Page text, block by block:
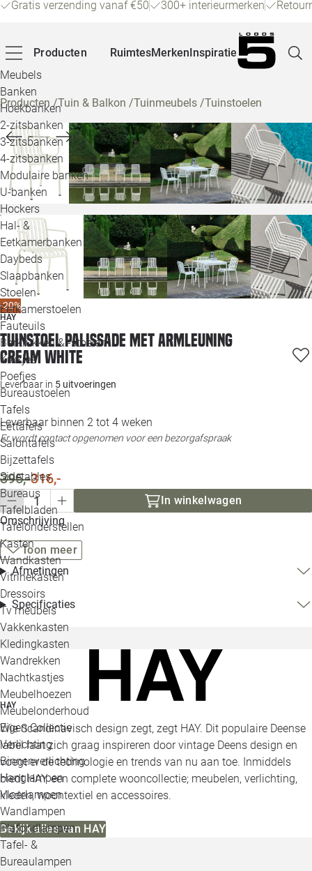
Gratis verzending vanaf €50 300+ interieurmerken
Producten
Meubels
Banken
Hoekbanken
2-zitsbanken
3-zitsbanken
4-zitsbanken
Modulaire banken
U-banken
Hockers
Hal- &
Eetkamerbanken
Daybeds
Slaapbanken
Stoelen
Eetkamerstoelen
Fauteuils
Barkrukken & -stoelen
Krukjes
Poefjes
Bureaustoelen
Tafels
Eettafels
Salontafels
Bijzettafels
Sidetables
Bureaus
Tafelbladen
Tafelonderstellen
Kasten
Wandkasten
Vitrinekasten
Dressoirs
Tv meubels
Vakkenkasten
Kledingkasten
Wandrekken
Nachtkastjes
Meubelhoezen
Meubelonderhoud
Eigen Collectie
Verlichting
Binnenverlichting
Hanglampen
Vloerlampen
Wandlampen
Plafondlampen
Tafel- &
Bureaulampen
RuimtesMerkenInspiratie
Producten/Tuin & Balkon /Tuinmeubels /Tuinstoelen
-20%
HAY
Tuinstoel Palissade met armleuning
cream white
Leverbaar in 5 uitvoeringen
Leverbaar binnen 2 tot 4 weken
Er wordt contact opgenomen voor een bezorgafspraak
395,-316,-
In winkelwagen
Omschrijving
Toon meer
Afmetingen
Specificaties
HAY
Wie Scandinavisch design zegt, zegt HAY. Dit populaire Deense
label laat zich graag inspireren door vintage Deens design en
voegt er de technologie en trends van nu aan toe. Inmiddels
biedt HAY een complete wooncollectie; meubelen, verlichting,
kleden, woontextiel en accessoires.
Bekijk alles van HAY